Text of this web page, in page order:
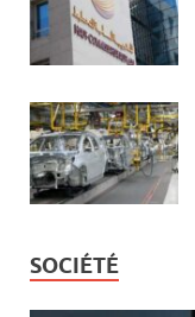
SOCIÉTÉ